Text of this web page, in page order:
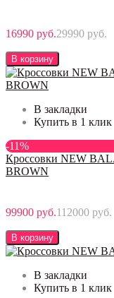
16990 руб.29990 руб.
В корзину
В закладки
Купить в 1 клик
-11%
Кроссовки NEW
BROWN
99900 руб.112000 руб.
В корзину
В закладки
Купить в 1 клик